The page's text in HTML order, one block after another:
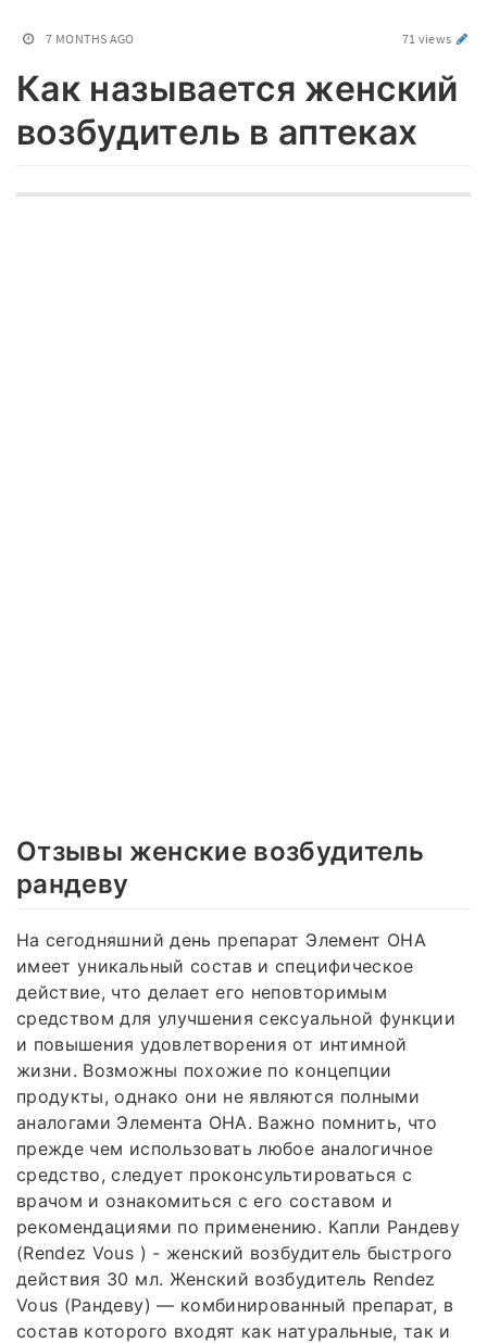
7 MONTHS AGO 71 views
Как называется женский
возбудитель в аптеках
Отзывы женские возбудитель
рандеву
На сегодняшний день препарат Элемент ОНА
имеет уникальный состав и специфическое
действие, что делает его неповторимым
средством для улучшения сексуальной функции
и повышения удовлетворения от интимной
жизни. Возможны похожие по концепции
продукты, однако они не являются полными
аналогами Элемента ОНА. Важно помнить, что
прежде чем использовать любое аналогичное
средство, следует проконсультироваться с
врачом и ознакомиться с его составом и
рекомендациями по применению. Капли Рандеву
(Rendez Vous ) - женский возбудитель быстрого
действия 30 мл. Женский возбудитель Rendez
Vous (Рандеву) — комбинированный препарат, в
состав которого входят как натуральные, так и